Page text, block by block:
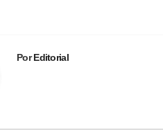
PorEditorial